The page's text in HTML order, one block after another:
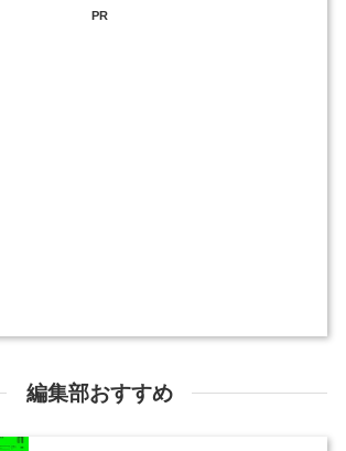
PR
編集部おすすめ